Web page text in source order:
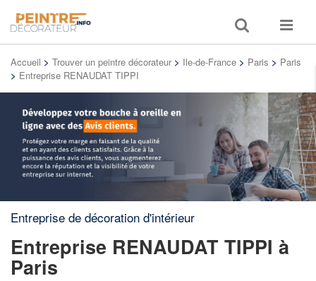
Toggle
search
Toggle
Accueil > Trouver un peintre décorateur > Ile-de-France > Paris > Paris
> Entreprise RENAUDAT TIPPI
Entreprise de décoration d'intérieur
Entreprise RENAUDAT TIPPI à
Paris